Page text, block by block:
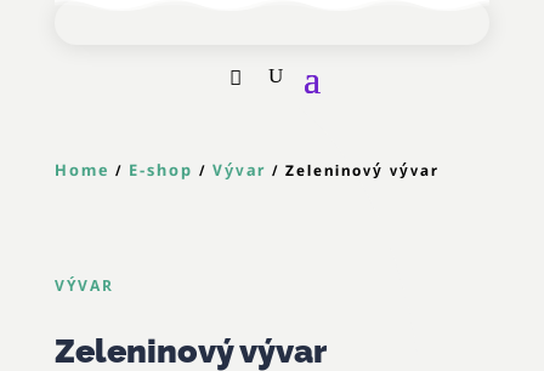
Home / E-shop / Vývar / Zeleninový vývar
VÝVAR
Zeleninový vývar